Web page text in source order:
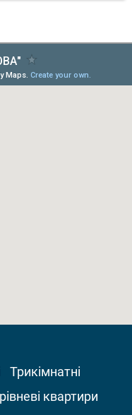
Трикімнатні
квартири